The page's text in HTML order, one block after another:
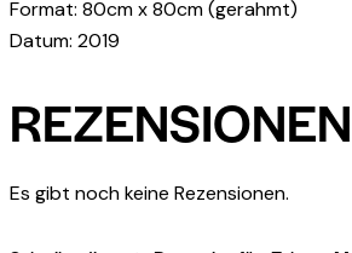
Format: 80cm x 80cm (gerahmt)
Datum: 2019
REZENSIONEN
Es gibt noch keine Rezensionen.